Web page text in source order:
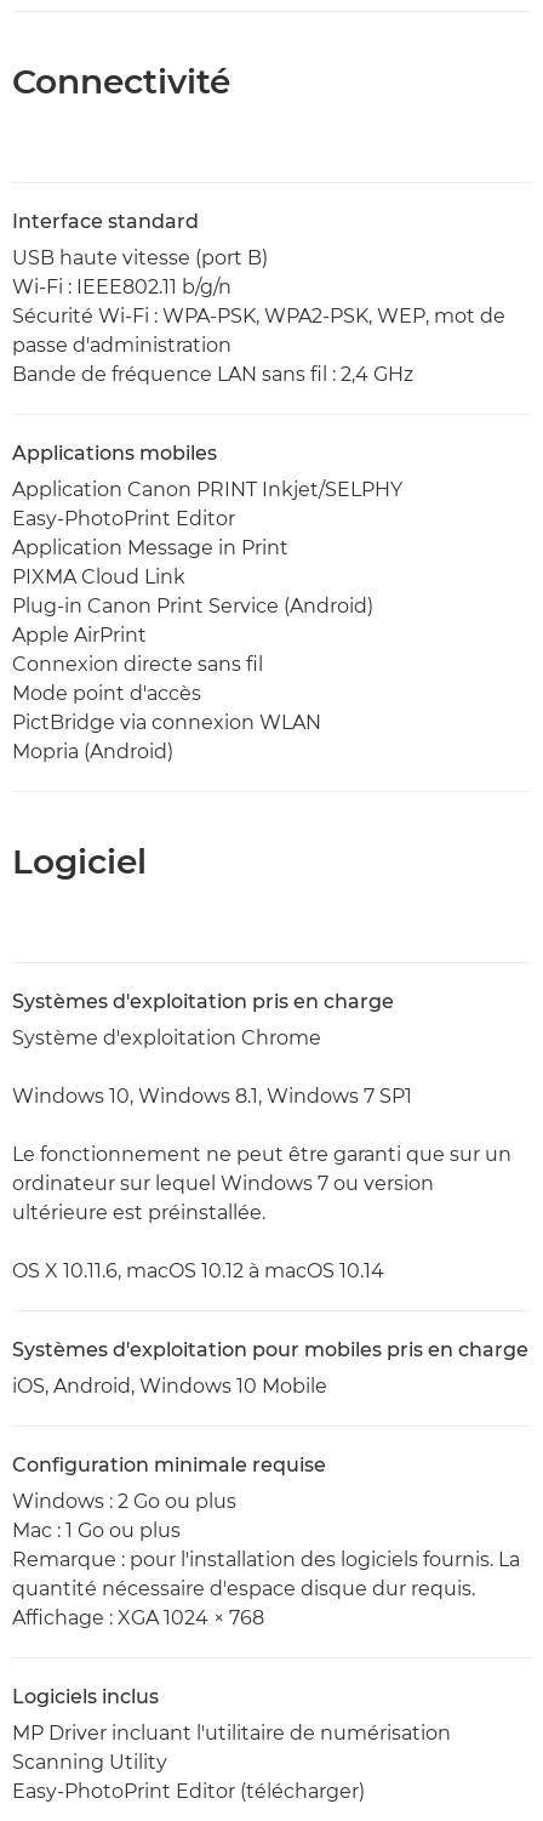
Connectivité
Interface standard
USB haute vitesse (port B)
Wi-Fi : IEEE802.11 b/g/n
Sécurité Wi-Fi : WPA-PSK, WPA2-PSK, WEP, mot de
passe d'administration
Bande de fréquence LAN sans fil : 2,4 GHz
Applications mobiles
Application Canon PRINT Inkjet/SELPHY
Easy-PhotoPrint Editor
Application Message in Print
PIXMA Cloud Link
Plug-in Canon Print Service (Android)
Apple AirPrint
Connexion directe sans fil
Mode point d'accès
PictBridge via connexion WLAN
Mopria (Android)
Logiciel
Systèmes d'exploitation pris en charge
Système d'exploitation Chrome
Windows 10, Windows 8.1, Windows 7 SP1
Le fonctionnement ne peut être garanti que sur un
ordinateur sur lequel Windows 7 ou version
ultérieure est préinstallée.
OS X 10.11.6, macOS 10.12 à macOS 10.14
Systèmes d'exploitation pour mobiles pris en charge
iOS, Android, Windows 10 Mobile
Configuration minimale requise
Windows : 2 Go ou plus
Mac : 1 Go ou plus
Remarque : pour l'installation des logiciels fournis. La
quantité nécessaire d'espace disque dur requis.
Affichage : XGA 1024 × 768
Logiciels inclus
MP Driver incluant l'utilitaire de numérisation
Scanning Utility
Easy-PhotoPrint Editor (télécharger)